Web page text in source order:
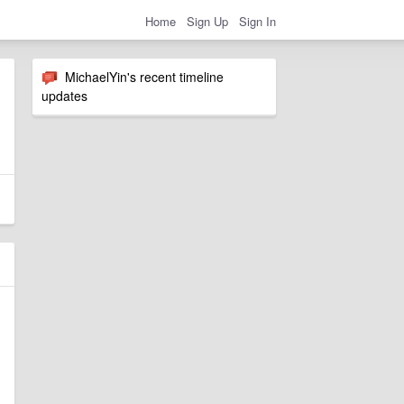
Home Sign Up Sign In
MichaelYin's recent timeline
updates